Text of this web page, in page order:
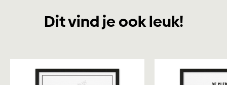
Dit vind je ook leuk!